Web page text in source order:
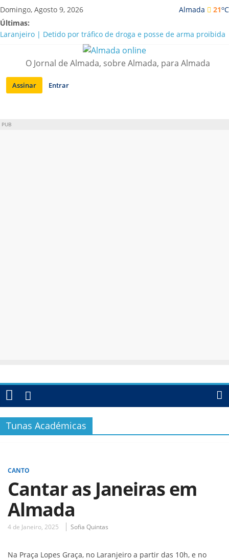
Saltar
para
conteúdo
Almada 21oC
Domingo, Agosto 9, 2026
Últimas:
Laranjeiro | Detido por tráfico de droga e posse de arma proibida
A “crise” da água em Almada: ilações e ensinamentos necessários
Costa da Caparica | Polícia Marítima e ASAE detectam
irregularidades em habitações e restaurantes
APA diz que falta de água em Almada “foi um problema de má
O Jornal de Almada, sobre Almada, para Almada
Assinar Entrar
PUB
Tunas Académicas
CANTO
Cantar as Janeiras em
Almada
4 de Janeiro, 2025 Sofia Quintas
Na Praça Lopes Graça, no Laranjeiro a partir das 10h, e no